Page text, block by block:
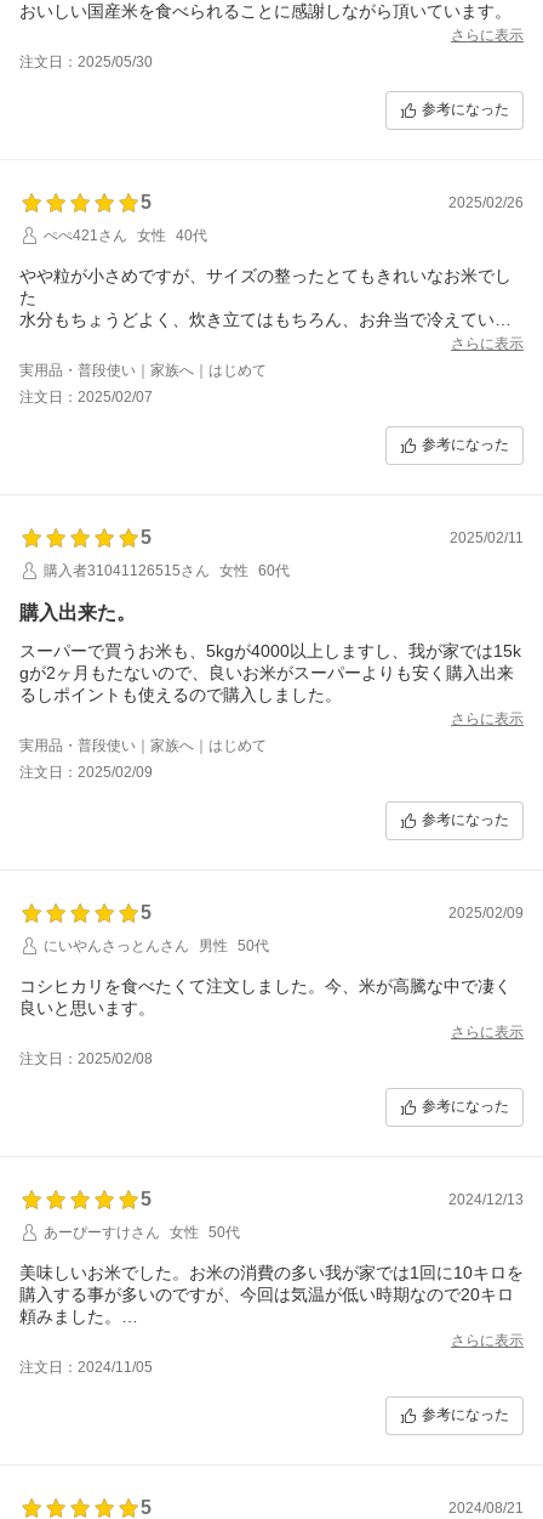
おいしい国産米を食べられることに感謝しながら頂いています。
さらに表示
注文日：2025/05/30
参考になった
5
2025/02/26
ぺぺ421さん
女性 40代
やや粒が小さめですが、サイズの整ったとてもきれいなお米でし
た
水分もちょうどよく、炊き立てはもちろん、お弁当で冷えていて
５kg袋4つで届くので保管も便利です
スーパーのお米がどんどん値上がりする中、このお値段でこのお
味、家まで届く利便性！
さらに表示
実用品・普段使い｜家族へ｜はじめて
注文日：2025/02/07
参考になった
5
2025/02/11
購入者31041126515さん
女性 60代
購入出来た。
スーパーで買うお米も、5kgが4000以上しますし、我が家では15k
gが2ヶ月もたないので、良いお米がスーパーよりも安く購入出来
るしポイントも使えるので購入しました。
さらに表示
実用品・普段使い｜家族へ｜はじめて
注文日：2025/02/09
参考になった
5
2025/02/09
にいやんさっとんさん
男性 50代
コシヒカリを食べたくて注文しました。今、米が高騰な中で凄く
良いと思います。
さらに表示
注文日：2025/02/08
参考になった
5
2024/12/13
あーぴーすけさん
女性 50代
美味しいお米でした。お米の消費の多い我が家では1回に10キロを
購入する事が多いのですが、今回は気温が低い時期なので20キロ
頼みました。
またリピします。
さらに表示
注文日：2024/11/05
参考になった
5
2024/08/21